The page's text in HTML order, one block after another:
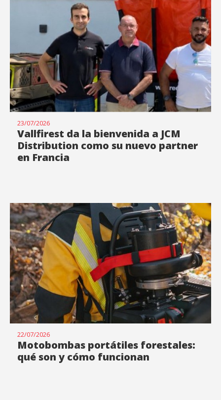
23/07/2026
Vallfirest da la bienvenida a JCM
Distribution como su nuevo partner
en Francia
22/07/2026
Motobombas portátiles forestales:
qué son y cómo funcionan